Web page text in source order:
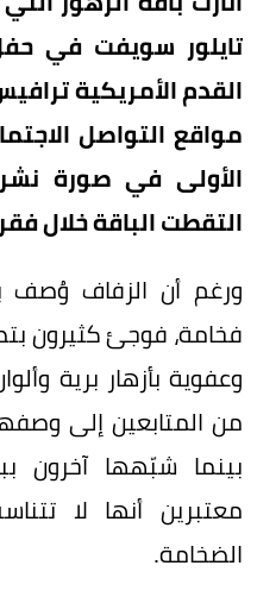
تايلور سويفت في
القدم الأمريكية
مواقع التواصل
الأولى في صورة
التقطت الباقة خلال
ورغم أن الزفاف وُصف
فخامة، فوجئ كثيرون
وعفوية بأزهار برية
من المتابعين إلى
بينما شبّهها آخرون
معتبرين أنها لا
الضخامة.